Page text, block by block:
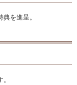
を進呈。